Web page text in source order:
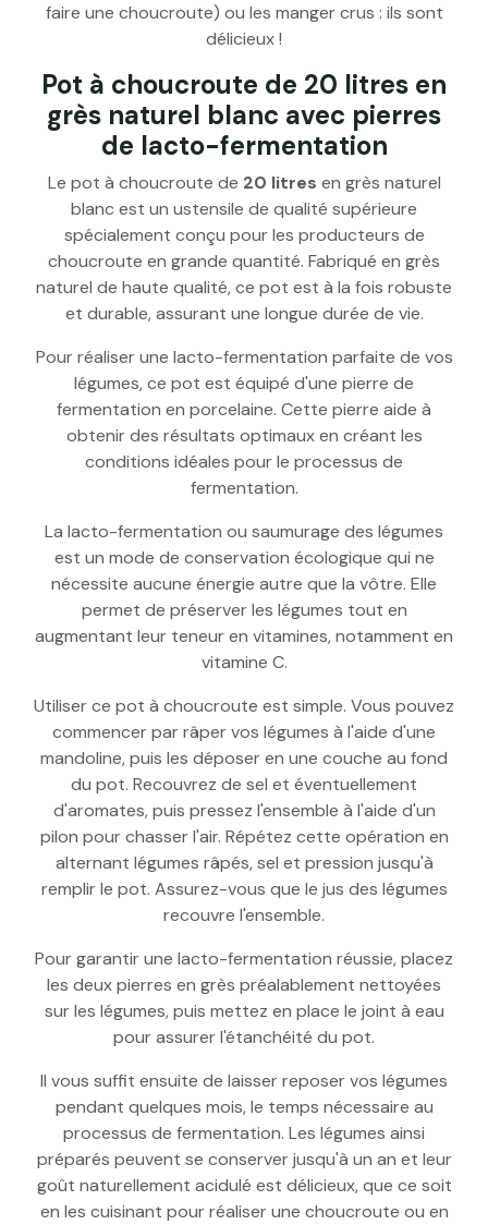
faire une choucroute) ou les manger crus : ils sont
délicieux !
Pot à choucroute de 20 litres en
grès naturel blanc avec pierres
de lacto-fermentation
Le pot à choucroute de 20 litres en grès naturel
blanc est un ustensile de qualité supérieure
spécialement conçu pour les producteurs de
choucroute en grande quantité. Fabriqué en grès
naturel de haute qualité, ce pot est à la fois robuste
et durable, assurant une longue durée de vie.
Pour réaliser une lacto-fermentation parfaite de vos
légumes, ce pot est équipé d'une pierre de
fermentation en porcelaine. Cette pierre aide à
obtenir des résultats optimaux en créant les
conditions idéales pour le processus de
fermentation.
La lacto-fermentation ou saumurage des légumes
est un mode de conservation écologique qui ne
nécessite aucune énergie autre que la vôtre. Elle
permet de préserver les légumes tout en
augmentant leur teneur en vitamines, notamment en
vitamine C.
Utiliser ce pot à choucroute est simple. Vous pouvez
commencer par râper vos légumes à l'aide d'une
mandoline, puis les déposer en une couche au fond
du pot. Recouvrez de sel et éventuellement
d'aromates, puis pressez l'ensemble à l'aide d'un
pilon pour chasser l'air. Répétez cette opération en
alternant légumes râpés, sel et pression jusqu'à
remplir le pot. Assurez-vous que le jus des légumes
recouvre l'ensemble.
Pour garantir une lacto-fermentation réussie, placez
les deux pierres en grès préalablement nettoyées
sur les légumes, puis mettez en place le joint à eau
pour assurer l'étanchéité du pot.
Il vous suffit ensuite de laisser reposer vos légumes
pendant quelques mois, le temps nécessaire au
processus de fermentation. Les légumes ainsi
préparés peuvent se conserver jusqu'à un an et leur
goût naturellement acidulé est délicieux, que ce soit
en les cuisinant pour réaliser une choucroute ou en